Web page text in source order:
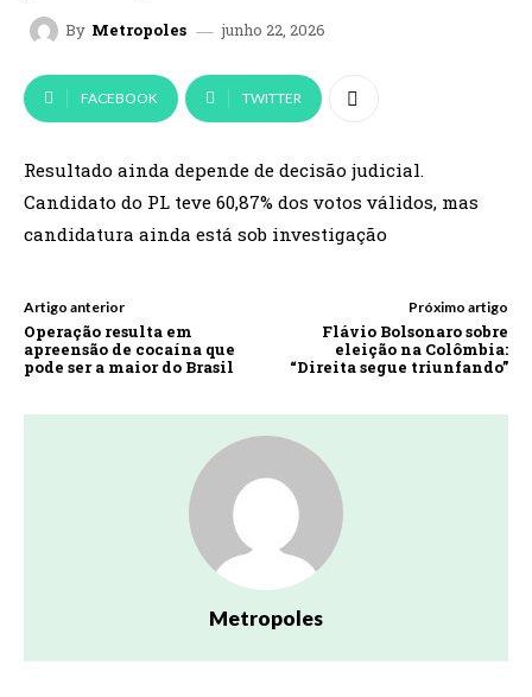
By Metropoles junho 22, 2026
FACEBOOK TWITTER
Resultado ainda depende de decisão judicial.
Candidato do PL teve 60,87% dos votos válidos, mas
candidatura ainda está sob investigação
Artigo anterior
Operação resulta em
apreensão de cocaína que
pode ser a maior do Brasil
Próximo artigo
Flávio Bolsonaro sobre
eleição na Colômbia:
“Direita segue triunfando”
Metropoles